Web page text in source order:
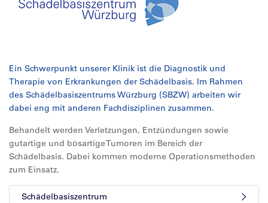
Ein Schwerpunkt unserer Klinik ist die Diagnostik und
Therapie von Erkrankungen der Schädelbasis. Im Rahmen
des Schädelbasiszentrums Würzburg (SBZW) arbeiten wir
dabei eng mit anderen Fachdisziplinen zusammen.
Behandelt werden Verletzungen, Entzündungen sowie
gutartige und bösartige Tumoren im Bereich der
Schädelbasis. Dabei kommen moderne Operationsmethoden
zum Einsatz.
Schädelbasiszentrum